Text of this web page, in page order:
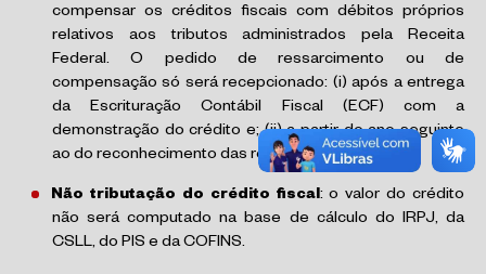
compensar os créditos fiscais com débitos próprios
relativos aos tributos administrados pela Receita
Federal. O pedido de ressarcimento ou de
compensação só será recepcionado: (i) após a entrega
da Escrituração Contábil Fiscal (ECF) com a
demonstração do crédito e; (ii) a partir do ano seguinte
ao do reconhecimento das receitas de subvenção.
Não tributação do crédito fiscal: o valor do crédito
não será computado na base de cálculo do IRPJ, da
CSLL, do PIS e da COFINS.